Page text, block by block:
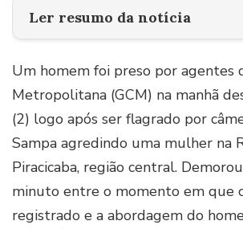
Ler resumo da notícia
Um homem foi preso por agentes
Metropolitana (GCM) na manhã
(2) logo após ser flagrado por
Sampa agredindo uma mulher na
Piracicaba, região central.
minuto entre o momento em que
registrado e a abordagem do